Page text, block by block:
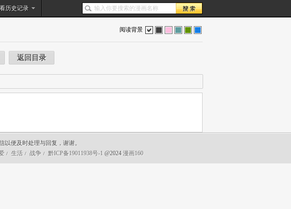
历史记录
阅读背景
返回目录
以便及时处理与回复，谢谢。
/ 生活 / 战争 / 黔ICP备19011938号-1 @2024 漫画160